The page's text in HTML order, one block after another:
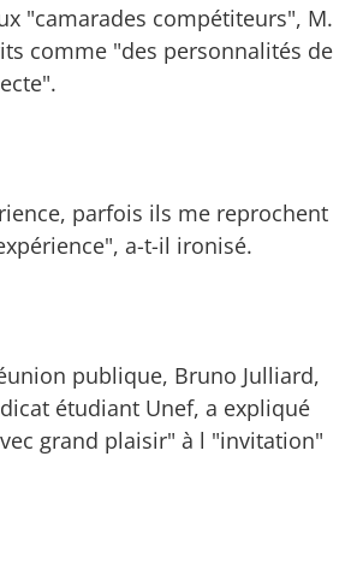
"camarades compétiteurs", M.
comme "des personnalités de
parfois ils me reprochent
a-t-il ironisé.
publique, Bruno Julliard,
étudiant Unef, a expliqué
grand plaisir" à l "invitation"